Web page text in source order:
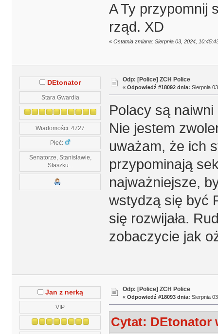
A Ty przypomnij
rząd. XD
« Ostatnia zmiana: Sierpnia 03, 2024,
DEtonator
Stara Gwardia
Wiadomości: 4727
Płeć:
Senatorze, Stanisławie,
Staszku...
Odp: [Police] ZCH Police
« Odpowiedź #18092 dnia: Sierpnia
Polacy są
Nie jestem
uważam, że ich
przypominają
najważniejsze,
wstydzą się być
się rozwijała.
zobaczycie jak
Jan z nerką
VIP
Odp: [Police] ZCH Police
« Odpowiedź #18093 dnia: Sierpnia
Cytat: DEtonator